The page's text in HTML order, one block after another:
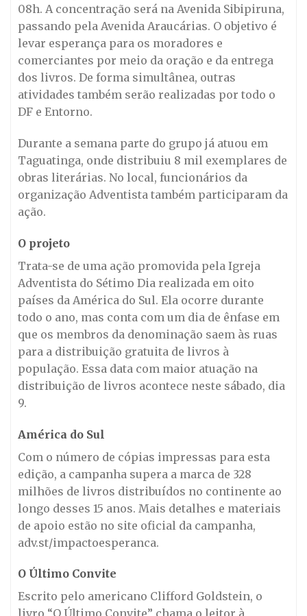
08h. A concentração será na Avenida Sibipiruna,
passando pela Avenida Araucárias. O objetivo é
levar esperança para os moradores e
comerciantes por meio da oração e da entrega
dos livros. De forma simultânea, outras
atividades também serão realizadas por todo o
DF e Entorno.
Durante a semana parte do grupo já atuou em
Taguatinga, onde distribuiu 8 mil exemplares de
obras literárias. No local, funcionários da
organização Adventista também participaram da
ação.
O projeto
Trata-se de uma ação promovida pela Igreja
Adventista do Sétimo Dia realizada em oito
países da América do Sul. Ela ocorre durante
todo o ano, mas conta com um dia de ênfase em
que os membros da denominação saem às ruas
para a distribuição gratuita de livros à
população. Essa data com maior atuação na
distribuição de livros acontece neste sábado, dia
9.
América do Sul
Com o número de cópias impressas para esta
edição, a campanha supera a marca de 328
milhões de livros distribuídos no continente ao
longo desses 15 anos. Mais detalhes e materiais
de apoio estão no site oficial da campanha,
adv.st/impactoesperanca.
O Último Convite
Escrito pelo americano Clifford Goldstein, o